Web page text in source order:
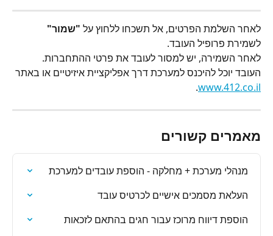
לאחר השלמת הפרטים, אל תשכחו ללחוץ על "שמור"
לשמירת פרופיל העובד.
לאחר השמירה, יש למסור לעובד את פרטי ההתחברות.
העובד יוכל להיכנס למערכת דרך אפליקציית איזיטיים או באתר
www.412.co.il
.
מאמרים קשורים
מנהלי מערכת + מחלקה - הוספת עובדים למערכת
העלאת מסמכים אישיים לכרטיס עובד
הוספת דיווח מרוכז עבור חגים בהתאם לזכאות